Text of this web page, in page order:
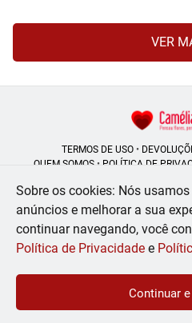
VER
TERMOS DE USO•
QUEM SOMOS• POLÍTICA DE
Camélia Flores | CNPJ:
Rua do Rosário - 164, Centro -
© 2024-2026 - Todos os direitos
Sobre os cookies: Nós
anúncios e melhorar a sua
continuar navegando, você
Política de Privacidade e
Continuar